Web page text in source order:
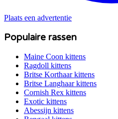
Plaats een advertentie
Populaire rassen
Maine Coon kittens
Ragdoll kittens
Britse Korthaarkittens
Britse Langhaarkittens
Cornish Rex kittens
Exotic kittens
Abessijn kittens